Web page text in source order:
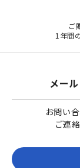
ご
1年間
メー
お問い
ご連